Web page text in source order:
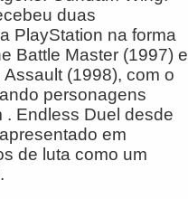
duas
PlayStation na forma
Battle Master (1997) e
(1998), com o
personagens
. Endless Duel desde
em
de luta como um